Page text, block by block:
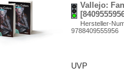
Vallejo:
Hersteller-
9788409555956
UVP